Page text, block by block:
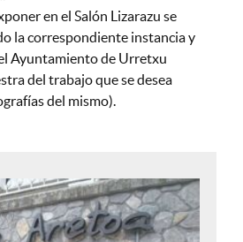
en el Salón Lizarazu se
la correspondiente instancia y
Ayuntamiento de Urretxu
del trabajo que se desea
del mismo).